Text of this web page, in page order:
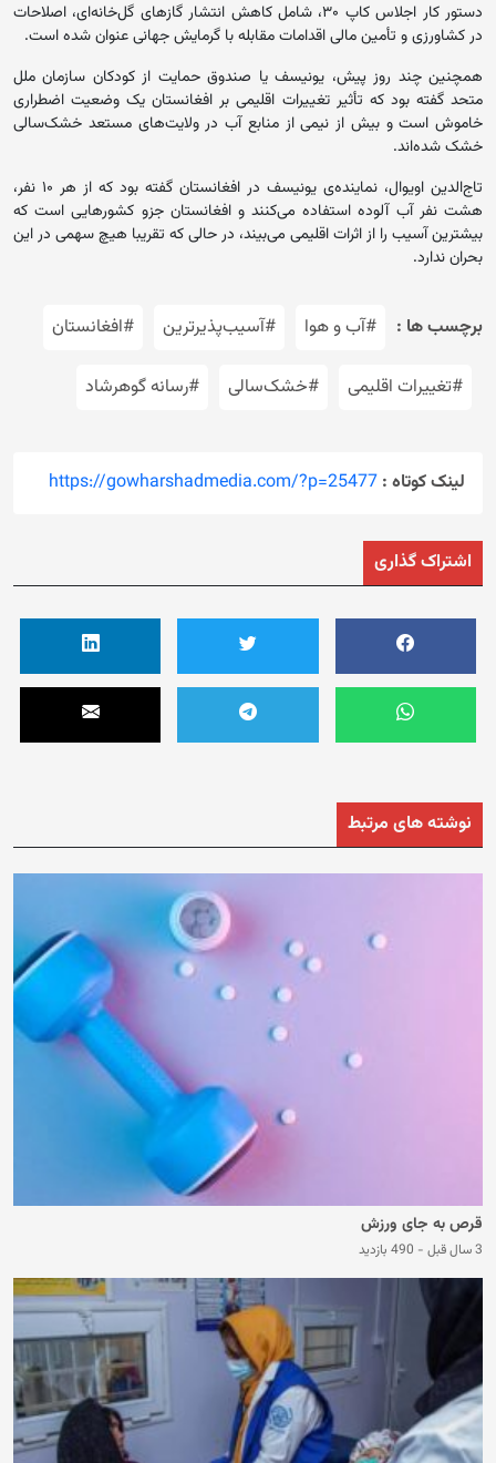
دستور کار اجلاس کاپ ۳۰، شامل کاهش انتشار گازهای گل‌خانه‌ای، اصلاحات
در کشاورزی و تأمین مالی اقدامات مقابله با گرمایش جهانی عنوان شده است.
همچنین چند روز پیش، یونیسف یا صندوق حمایت از کودکان سازمان ملل
متحد گفته بود که تأثیر تغییرات اقلیمی بر افغانستان یک وضعیت اضطراری
خاموش است و بیش از نیمی از منابع آب در ولایت‌های مستعد خشک‌سالی
خشک شده‌اند.
تاج‌الدین اویوال، نماینده‌ی یونیسف در افغانستان گفته بود که از هر ۱۰ نفر،
هشت نفر آب آلوده استفاده می‌کنند و افغانستان جزو کشورهایی است که
بیشترین آسیب را از اثرات اقلیمی می‌بیند، در حالی که تقریبا هیچ سهمی در این
بحران ندارد.
برچسب ها : #آب و هوا #آسیب‌پذیرترین #افغانستان
#تغییرات اقلیمی #خشک‌سالی #رسانه گوهرشاد
لینک کوتاه : https://gowharshadmedia.com/?p=25477
اشتراک گذاری
نوشته های مرتبط
قرص به جای ورزش
3 سال قبل - 490 بازدید